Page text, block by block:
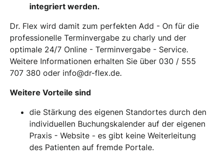
integriert werden.
Dr. Flex wird damit zum perfekten Add - On für die
professionelle Terminvergabe zu charly und der
optimale 24/7 Online - Terminvergabe - Service.
Weitere Informationen erhalten Sie über 030 / 555
707 380 oder info@dr-flex.de.
Weitere Vorteile sind
die Stärkung des eigenen Standortes durch den
individuellen Buchungskalender auf der eigenen
Praxis - Website - es gibt keine Weiterleitung
des Patienten auf fremde Portale.